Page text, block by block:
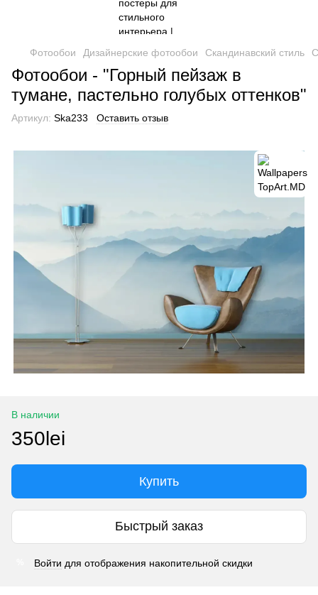
Фотообои Дизайнерские фотообои Скандинавский стиль
Фотообои - "Горный пейзаж в
тумане, пастельно голубых оттенков"
Артикул: Ska233 Оставить отзыв
В наличии
350lei
Купить
Быстрый заказ
Войти для отображения накопительной скидки